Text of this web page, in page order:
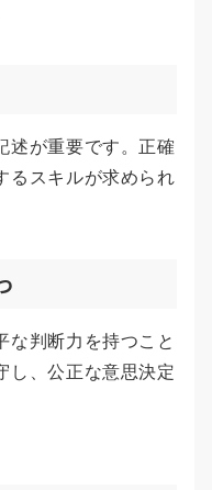
述が重要です。正確
るスキルが求められ
な判断力を持つこと
し、公正な意思決定